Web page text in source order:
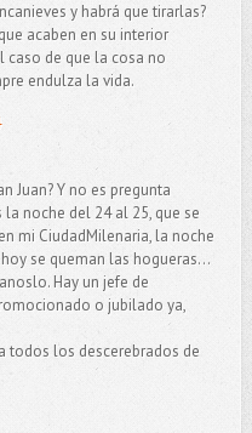
y habrá que tirarlas?
acaben en su interior
caso de que la cosa no
endulza la vida.
Juan? Y no es pregunta
noche del 24 al 25, que se
mi CiudadMilenaria, la noche
se queman las hogueras...
Hay un jefe de
o jubilado ya,
todos los descerebrados de